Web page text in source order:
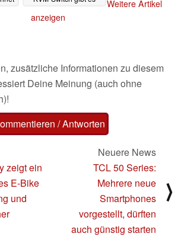
06.10.2023
Weitere Artikel
anzeigen
zusätzliche Informationen zu diesem
Deine Meinung (auch ohne
/ Antworten
zeigt ein
E-Bike
und
Neuere News
TCL 50 Series:
Mehrere neue
Smartphones
vorgestellt, dürften
auch günstig starten
⟩